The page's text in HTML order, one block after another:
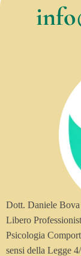
Dott. Daniele Bova
Libero
Psicologia
sensi della Legge